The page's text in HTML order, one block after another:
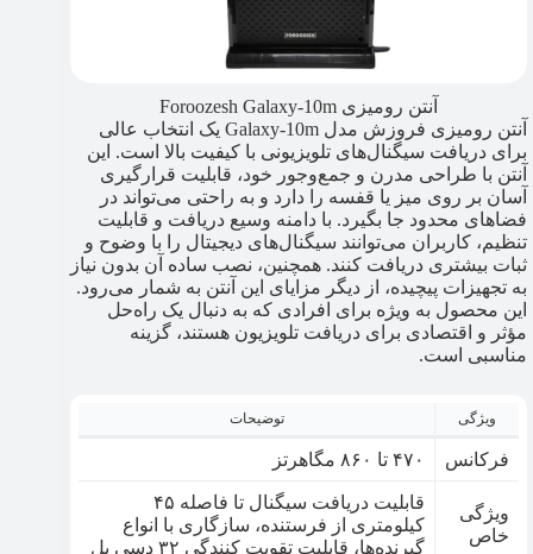
آنتن رومیزی ‌Foroozesh Galaxy-10m
آنتن رومیزی فروزش مدل Galaxy-10m یک انتخاب عالی
برای دریافت سیگنال‌های تلویزیونی با کیفیت بالا است. این
آنتن با طراحی مدرن و جمع‌وجور خود، قابلیت قرارگیری
آسان بر روی میز یا قفسه را دارد و به راحتی می‌تواند در
فضاهای محدود جا بگیرد. با دامنه وسیع دریافت و قابلیت
تنظیم، کاربران می‌توانند سیگنال‌های دیجیتال را با وضوح و
ثبات بیشتری دریافت کنند. همچنین، نصب ساده آن بدون نیاز
به تجهیزات پیچیده، از دیگر مزایای این آنتن به شمار می‌رود.
این محصول به ویژه برای افرادی که به دنبال یک راه‌حل
مؤثر و اقتصادی برای دریافت تلویزیون هستند، گزینه
مناسبی است.
ویژگی توضیحات
فرکانس ۴۷۰ تا ۸۶۰ مگاهرتز
ویژگی
خاص
قابلیت دریافت سیگنال تا فاصله ۴۵
کیلومتری از فرستنده، سازگاری با انواع
گیرنده‌ها، قابلیت تقویت کنندگی ۳۲ دسی بل